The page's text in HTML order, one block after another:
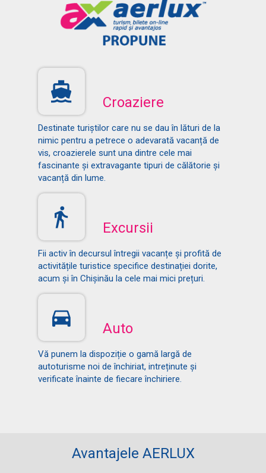
Croaziere
Destinate turiștilor care nu se dau în lături de la
nimic pentru a petrece o adevarată vacanță de
vis, croazierele sunt una dintre cele mai
fascinante și extravagante tipuri de călătorie și
vacanță din lume.
Excursii
Fii activ în decursul întregii vacanțe și profită de
activitățile turistice specifice destinației dorite,
acum și în Chișinău la cele mai mici prețuri.
Auto
Vă punem la dispoziție o gamă largă de
autoturisme noi de închiriat, intreținute și
verificate înainte de fiecare închiriere.
Avantajele AERLUX